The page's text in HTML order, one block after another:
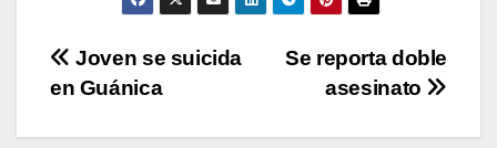
Navegación
Se reporta doble
asesinato
Joven se suicida
en Guánica